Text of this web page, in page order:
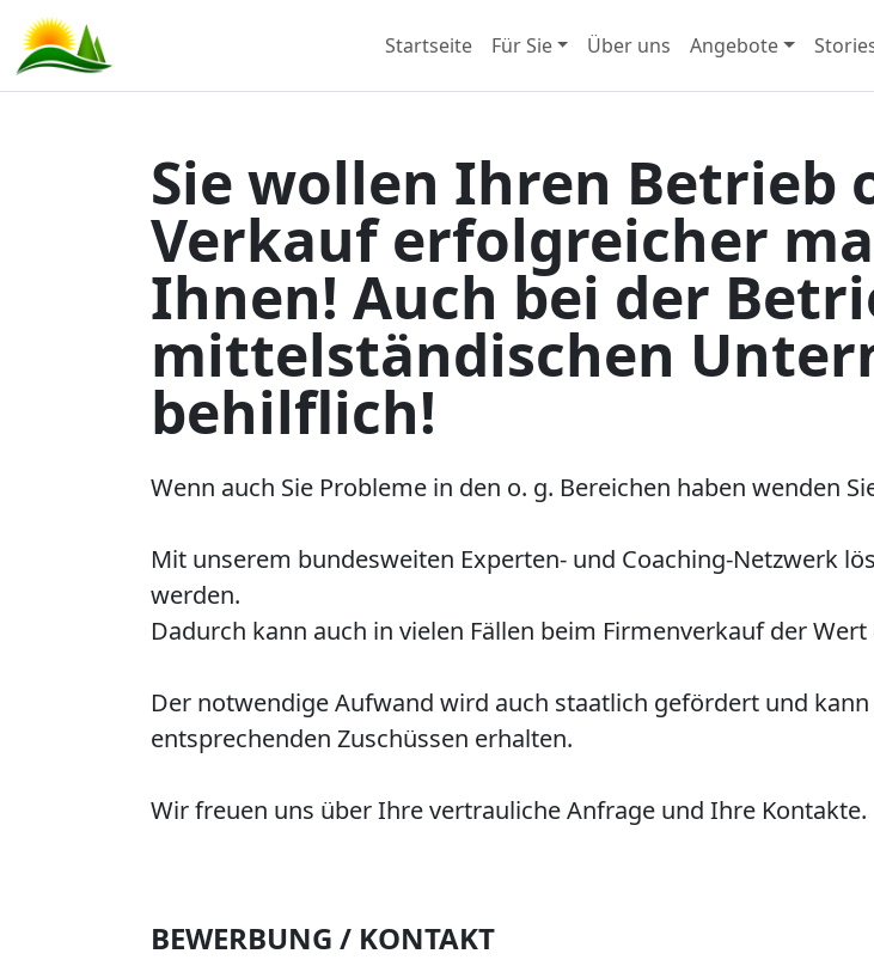
Startseite Für Sie Über uns Angebote
Sie wollen Ihren Betrieb
Verkauf erfolgreicher
Ihnen! Auch bei der
mittelständischen
behilflich!
Wenn auch Sie Probleme in den o. g. Bereichen haben wenden
Mit unserem bundesweiten Experten- und Coaching-Netzwerk
werden.
Dadurch kann auch in vielen Fällen beim Firmenverkauf der
Der notwendige Aufwand wird auch staatlich gefördert und
entsprechenden Zuschüssen erhalten.
Wir freuen uns über Ihre vertrauliche Anfrage und Ihre Kontakte.
BEWERBUNG / KONTAKT